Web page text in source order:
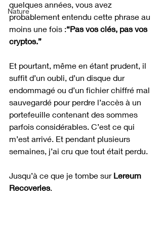
Nature
quelques années, vous avez
probablement entendu cette phrase au
moins une fois :“Pas vos clés, pas vos
cryptos.”
Et pourtant, même en étant prudent, il
suffit d’un oubli, d’un disque dur
endommagé ou d’un fichier chiffré mal
sauvegardé pour perdre l’accès à un
portefeuille contenant des sommes
parfois considérables. C’est ce qui
m’est arrivé. Et pendant plusieurs
semaines, j’ai cru que tout était perdu.
Jusqu’à ce que je tombe sur Lereum
Recoveries.